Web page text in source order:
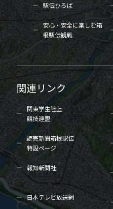
駅伝ひろば
安心・安全に楽しむ箱
根駅伝観戦
関連リンク
関東学生陸上
競技連盟
読売新聞箱根駅伝
特設ページ
報知新聞社
日本テレビ放送網